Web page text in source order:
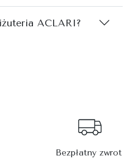
ACLARI?
Bezpłatny zwrot